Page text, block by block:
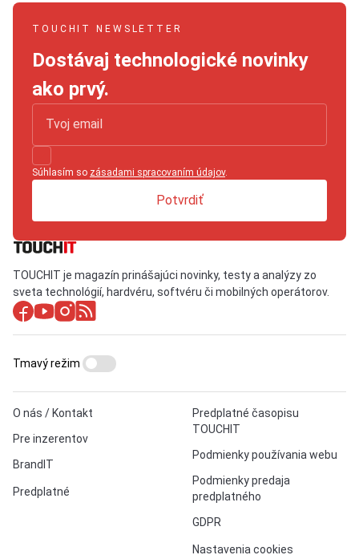
TOUCHIT NEWSLETTER
Dostávaj technologické novinky
ako prvý.
Súhlasím so zásadami spracovaním údajov.
Potvrdiť
TOUCHIT je magazín prinášajúci novinky, testy a analýzy zo
sveta technológií, hardvéru, softvéru či mobilných operátorov.
O nás / Kontakt
Pre inzerentov
BrandIT
Predplatné
Predplatné časopisu
TOUCHIT
Podmienky používania webu
Podmienky predaja
predplatného
GDPR
Nastavenia cookies
Tmavý režim